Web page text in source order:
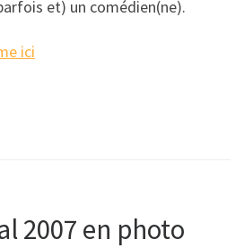
et) un comédien(ne).
ici
2007 en photo